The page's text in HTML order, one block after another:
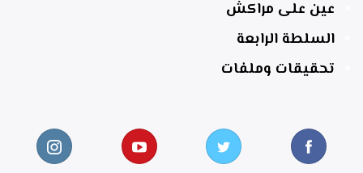
عين على مراكش
السلطة الرابعة
تحقيقات وملفات